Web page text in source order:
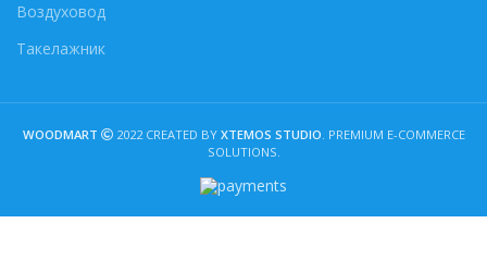
Воздуховод
Такелажник
WOODMART 2022 CREATED BY XTEMOS STUDIO. PREMIUM E-COMMERCE
SOLUTIONS.